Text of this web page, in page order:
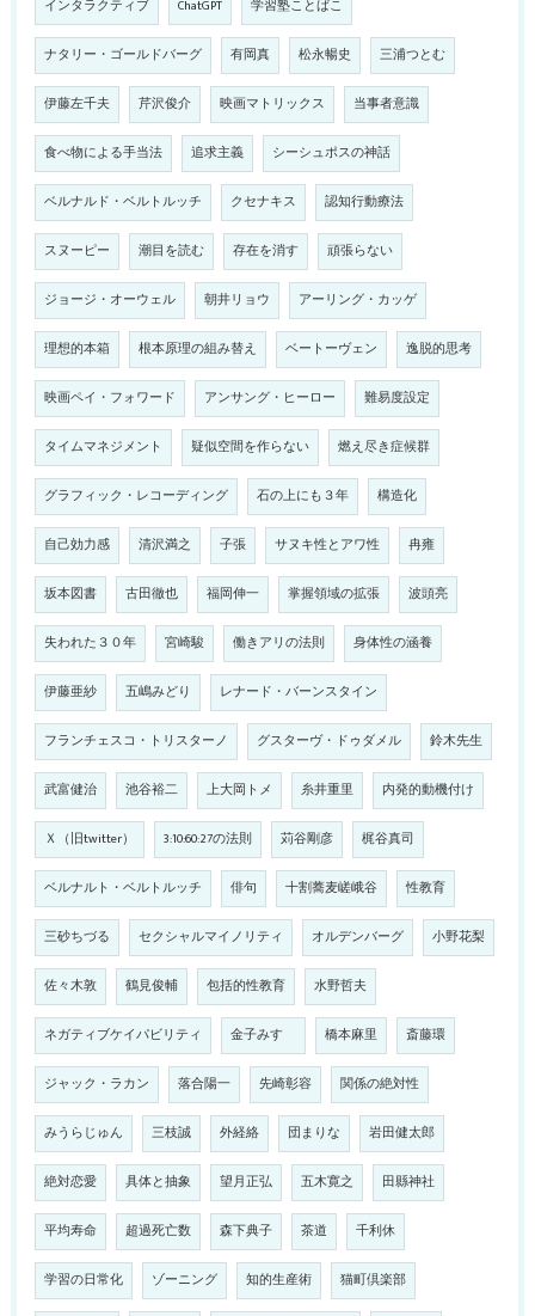
インタラクティブ ChatGPT 学習塾ことばこ
ナタリー・ゴールドバーグ 有岡真 松永暢史 三浦つとむ
伊藤左千夫 芹沢俊介 映画マトリックス 当事者意識
食べ物による手当法 追求主義 シーシュポスの神話
ベルナルド・ベルトルッチ クセナキス 認知行動療法
スヌーピー 潮目を読む 存在を消す 頑張らない
ジョージ・オーウェル 朝井リョウ アーリング・カッゲ
理想的本箱 根本原理の組み替え ベートーヴェン 逸脱的思考
映画ペイ・フォワード アンサング・ヒーロー 難易度設定
タイムマネジメント 疑似空間を作らない 燃え尽き症候群
グラフィック・レコーディング 石の上にも３年 構造化
自己効力感 清沢満之 子張 サヌキ性とアワ性 冉雍
坂本図書 古田徹也 福岡伸一 掌握領域の拡張 波頭亮
失われた３０年 宮崎駿 働きアリの法則 身体性の涵養
伊藤亜紗 五嶋みどり レナード・バーンスタイン
フランチェスコ・トリスターノ グスターヴ・ドゥダメル 鈴木先生
武富健治 池谷裕二 上大岡トメ 糸井重里 内発的動機付け
Ｘ（旧twitter） 3:10:60:27の法則 苅谷剛彦 梶谷真司
ベルナルト・ベルトルッチ 俳句 十割蕎麦嵯峨谷 性教育
三砂ちづる セクシャルマイノリティ オルデンバーグ 小野花梨
佐々木敦 鶴見俊輔 包括的性教育 水野哲夫
ネガティブケイパビリティ 金子みすゞ 橋本麻里 斎藤環
ジャック・ラカン 落合陽一 先崎彰容 関係の絶対性
みうらじゅん 三枝誠 外経絡 団まりな 岩田健太郎
絶対恋愛 具体と抽象 望月正弘 五木寛之 田縣神社
平均寿命 超過死亡数 森下典子 茶道 千利休
学習の日常化 ゾーニング 知的生産術 猫町倶楽部